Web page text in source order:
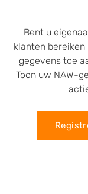
Bent u
klanten bereiken
gegevens toe
Toon uw NAW-